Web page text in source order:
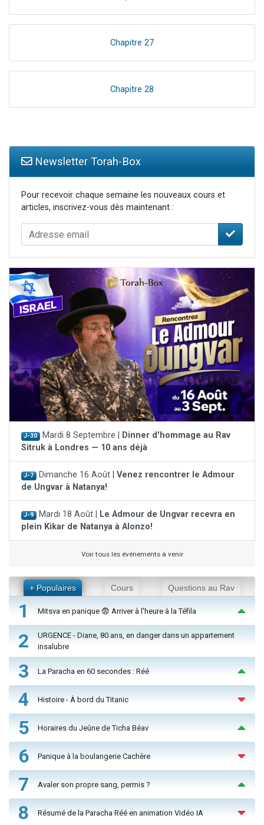
Chapitre 27
Chapitre 28
Newsletter Torah-Box
Pour recevoir chaque semaine les nouveaux cours et
articles, inscrivez-vous dès maintenant :
J-30 Mardi 8 Septembre | Dinner d'hommage au Rav
Sitruk à Londres — 10 ans déjà
J-7 Dimanche 16 Août | Venez rencontrer le Admour
de Ungvar à Natanya!
J-9 Mardi 18 Août | Le Admour de Ungvar recevra en
plein Kikar de Natanya à Alonzo!
Voir tous les événements à venir
+ Populaires Cours Questions au Rav
1 Mitsva en panique 😨 Arriver à l'heure à la Téfila
2
URGENCE - Diane, 80 ans, en danger dans un appartement
insalubre
3 La Paracha en 60 secondes : Réé
4 Histoire - À bord du Titanic
5 Horaires du Jeûne de Ticha Béav
6 Panique à la boulangerie Cachère
7 Avaler son propre sang, permis ?
8 Résumé de la Paracha Réé en animation Vidéo IA